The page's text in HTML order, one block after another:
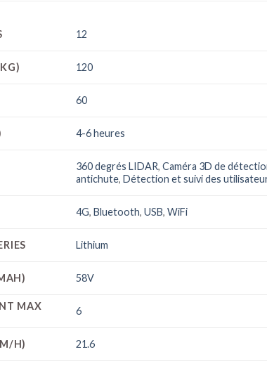
12
120
60
4-6 heures
360 degrés LIDAR,Caméra 3D de
antichute,Détection et suivi des
4G,Bluetooth,USB,WiFi
Lithium
58V
MAX
6
H) 21.6